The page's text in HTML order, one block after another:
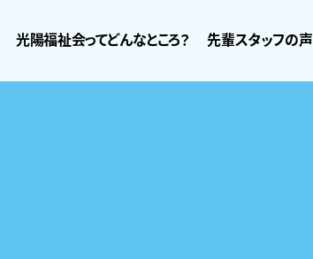
光陽福祉会ってどんなところ？ 先輩スタッフの声